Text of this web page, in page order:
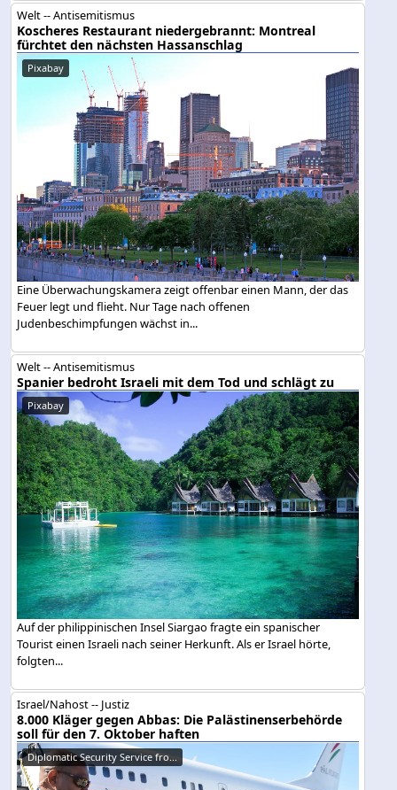
Welt -- Antisemitismus
Koscheres Restaurant niedergebrannt: Montreal
fürchtet den nächsten Hassanschlag
Pixabay
Eine Überwachungskamera zeigt offenbar einen Mann, der das
Feuer legt und flieht. Nur Tage nach offenen
Judenbeschimpfungen wächst in...
Welt -- Antisemitismus
Spanier bedroht Israeli mit dem Tod und schlägt zu
Pixabay
Auf der philippinischen Insel Siargao fragte ein spanischer
Tourist einen Israeli nach seiner Herkunft. Als er Israel hörte,
folgten...
Israel/Nahost -- Justiz
8.000 Kläger gegen Abbas: Die Palästinenserbehörde
soll für den 7. Oktober haften
Diplomatic Security Service fro...